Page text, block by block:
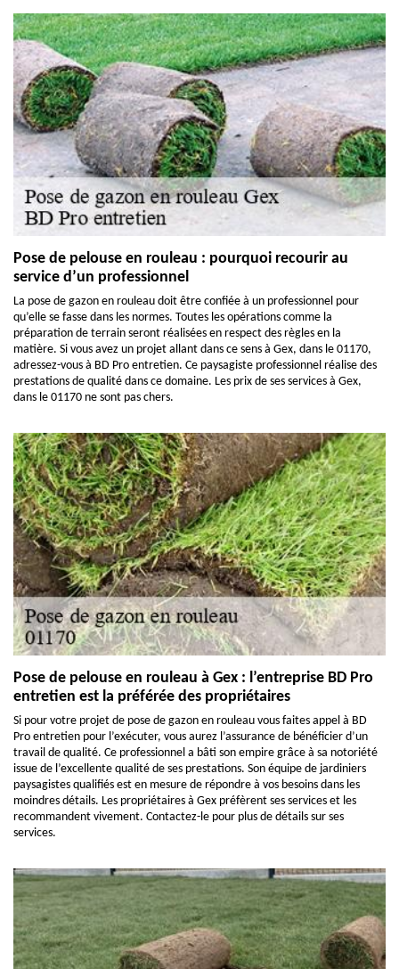
Pose de pelouse en rouleau : pourquoi recourir au
service d’un professionnel
La pose de gazon en rouleau doit être confiée à un professionnel pour
qu’elle se fasse dans les normes. Toutes les opérations comme la
préparation de terrain seront réalisées en respect des règles en la
matière. Si vous avez un projet allant dans ce sens à Gex, dans le 01170,
adressez-vous à BD Pro entretien. Ce paysagiste professionnel réalise des
prestations de qualité dans ce domaine. Les prix de ses services à Gex,
dans le 01170 ne sont pas chers.
Pose de pelouse en rouleau à Gex : l’entreprise BD Pro
entretien est la préférée des propriétaires
Si pour votre projet de pose de gazon en rouleau vous faites appel à BD
Pro entretien pour l’exécuter, vous aurez l’assurance de bénéficier d’un
travail de qualité. Ce professionnel a bâti son empire grâce à sa notoriété
issue de l’excellente qualité de ses prestations. Son équipe de jardiniers
paysagistes qualifiés est en mesure de répondre à vos besoins dans les
moindres détails. Les propriétaires à Gex préfèrent ses services et les
recommandent vivement. Contactez-le pour plus de détails sur ses
services.